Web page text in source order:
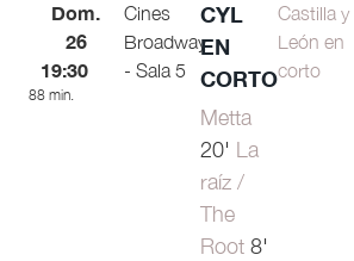
Dom.
26
19:30
88 min.
Cines
Broadway
- Sala 5
CYL
EN
CORTO
Metta
20' La
raíz /
The
Root 8'
Castilla y
León en
corto